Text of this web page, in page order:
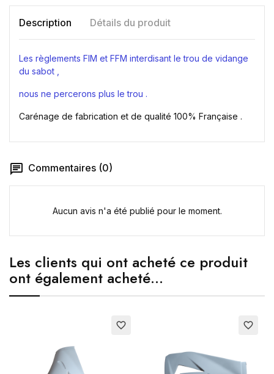
Description Détails du produit
Les règlements FIM et FFM interdisant le trou de vidange
du sabot ,
nous ne percerons plus le trou .
Carénage de fabrication et de qualité 100% Française .
Commentaires (0)
Aucun avis n'a été publié pour le moment.
Les clients qui ont acheté ce produit
ont également acheté...
favorite_border favorite_border
Nom de la liste d'envies
Créer une liste d'envies